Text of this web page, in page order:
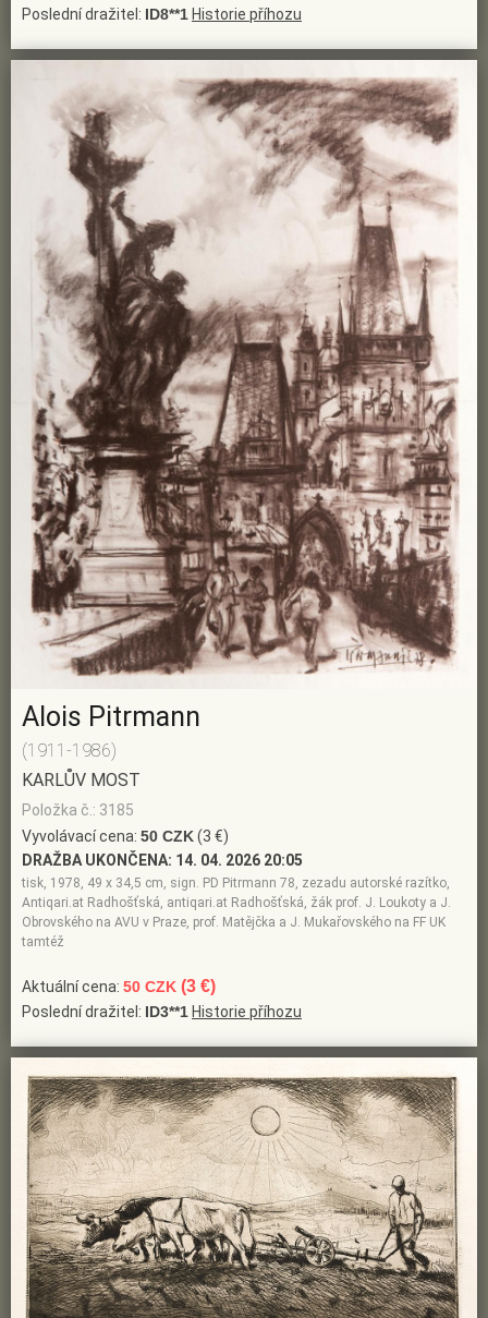
Poslední dražitel: ID8**1 Historie příhozu
Alois Pitrmann
(1911-1986)
KARLŮV MOST
Položka č.: 3185
Vyvolávací cena: 50 CZK(3 €)
DRAŽBA UKONČENA: 14. 04. 2026 20:05
tisk, 1978, 49 x 34,5 cm, sign. PD Pitrmann 78, zezadu autorské razítko,
Antiqari.at Radhošťská, antiqari.at Radhošťská, žák prof. J. Loukoty a J.
Obrovského na AVU v Praze, prof. Matějčka a J. Mukařovského na FF UK
tamtéž
Aktuální cena: 50 CZK (3 €)
Poslední dražitel: ID3**1 Historie příhozu